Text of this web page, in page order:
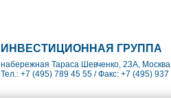
ИНВЕСТИЦИОННАЯ ГРУППА
набережная Тараса Шевченко, 23А,
Тел.: +7 (495) 789 45 55 / Факс: +7 (495)